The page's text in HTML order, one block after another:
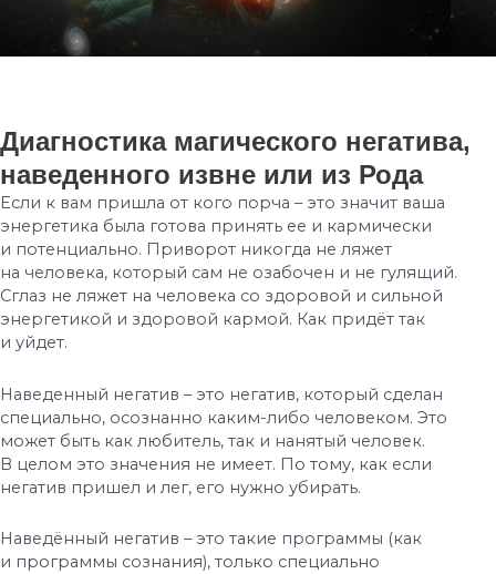
Диагностика магического негатива,
наведенного извне или из Рода
Если к вам пришла от кого порча – это значит ваша
энергетика была готова принять ее и кармически
и потенциально. Приворот никогда не ляжет
на человека, который сам не озабочен и не гулящий.
Сглаз не ляжет на человека со здоровой и сильной
энергетикой и здоровой кармой. Как придёт так
и уйдет.
Наведенный негатив – это негатив, который сделан
специально, осознанно каким-либо человеком. Это
может быть как любитель, так и нанятый человек.
В целом это значения не имеет. По тому, как если
негатив пришел и лег, его нужно убирать.
Наведённый негатив – это такие программы (как
и программы сознания), только специально